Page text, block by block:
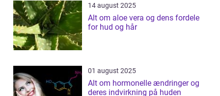
14 august 2025
Alt om aloe vera og dens fordele
for hud og hår
01 august 2025
Alt om hormonelle ændringer og
deres indvirkning på huden